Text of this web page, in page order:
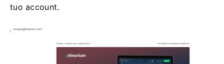
tuo account.